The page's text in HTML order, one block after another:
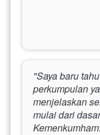
"Saya baru
perkumpulan
menjelaskan
mulai dari